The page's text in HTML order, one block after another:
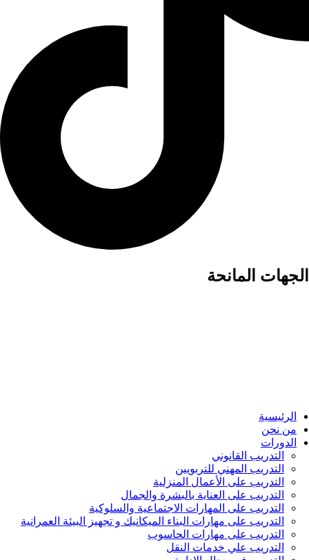
الجهات المانحة
الرئيسية
من نحن
الدورات
التدريب القانوني
التدريب المهني للتربويين
التدريب على الأعمال المنزلية
التدريب على العناية بالبشرة والجمال
التدريب على المهارات الاجتماعية والسلوكية
التدريب على مهارات البناء الميكانيك و تجهيز البيئة العمرانية
التدريب على مهارات الحاسوب
التدريب علي خدمات النقل